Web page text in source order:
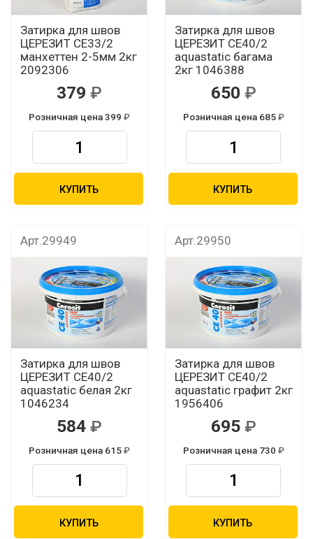
Затирка для швов
ЦЕРЕЗИТ CЕ33/2
манхеттен 2-5мм 2кг
2092306
379
Розничная цена 399
КУПИТЬ
Затирка для швов
ЦЕРЕЗИТ CЕ40/2
aquastatic багама
2кг 1046388
650
Розничная цена 685
КУПИТЬ
Арт.29949
Затирка для швов
ЦЕРЕЗИТ CЕ40/2
aquastatic белая 2кг
1046234
584
Розничная цена 615
КУПИТЬ
Арт.29950
Затирка для швов
ЦЕРЕЗИТ CЕ40/2
aquastatic графит 2кг
1956406
695
Розничная цена 730
КУПИТЬ